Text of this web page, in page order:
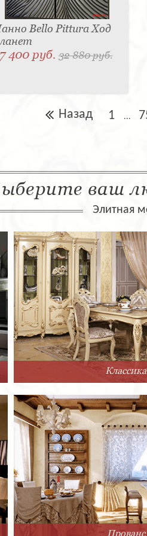
Bello Pittura Ход
400 руб.32 880 руб.
Назад 1 ...
ваш
Элитная
Классика
Прованс